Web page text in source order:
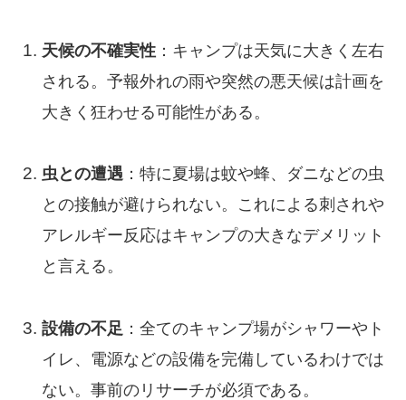
天候の不確実性：キャンプは天気に大きく左右
される。予報外れの雨や突然の悪天候は計画を
大きく狂わせる可能性がある。
虫との遭遇：特に夏場は蚊や蜂、ダニなどの虫
との接触が避けられない。これによる刺されや
アレルギー反応はキャンプの大きなデメリット
と言える。
設備の不足 ：全てのキャンプ場がシャワーやト
イレ、電源などの設備を完備しているわけでは
ない。事前のリサーチが必須である。